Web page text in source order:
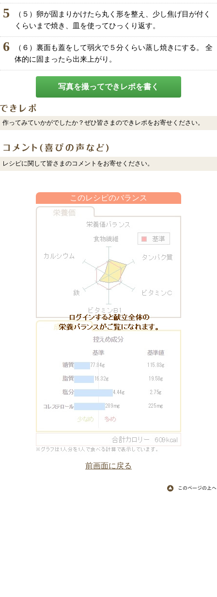
5
（５）卵が固まりかけたら丸く形を整え、少し焦げ目が付く
くらいまで焼き、皿を使ってひっくり返す。
6
（６）裏面も蓋をして弱火で５分くらい蒸し焼きにする。 全
体的に固まったら出来上がり。
写真を撮ってできレポを書く
作ってみていかがでしたか？ぜひ皆さまのできレポをお寄せください。
レシピに関して皆さまのコメントをお寄せください。
このレシピのバランス
前画面に戻る